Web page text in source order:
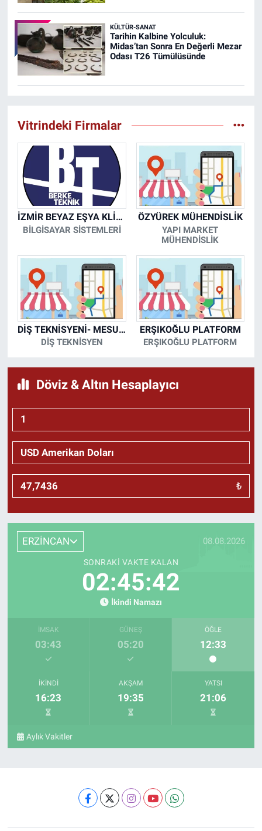
KÜLTÜR-SANAT
Tarihin Kalbine Yolculuk:
Midas’tan Sonra En Değerli Mezar
Odası T26 Tümülüsünde
Vitrindeki Firmalar
İZMİR BEYAZ EŞYA KLİMA KOMBİ SERVİSİ
BİLGİSAYAR SİSTEMLERİ
ÖZYÜREK MÜHENDİSLİK
YAPI MARKET
MÜHENDİSLİK
DİŞ TEKNİSYENİ- MESUT KORKMAZ
DİŞ TEKNİSYEN
ERŞIKOĞLU PLATFORM
ERŞIKOĞLU PLATFORM
Döviz & Altın Hesaplayıcı
₺
ERZİNCAN 08.08.2026
SONRAKI VAKTE KALAN
02:45:41
İkindi Namazı
İMSAK
03:43
GÜNEŞ
05:20
ÖĞLE
12:33
İKINDI
16:23
AKŞAM
19:35
YATSI
21:06
Aylık Vakitler